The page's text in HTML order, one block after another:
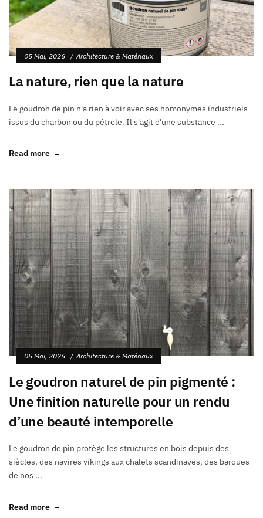
05 Mai, 2026 Architecture & Matériaux
La nature, rien que la nature
Le goudron de pin n'a rien à voir avec ses homonymes industriels
issus du charbon ou du pétrole. Il s'agit d'une substance ...
Read more
05 Mai, 2026 Architecture & Matériaux
Le goudron naturel de pin pigmenté :
Une finition naturelle pour un rendu
d’une beauté intemporelle
Le goudron de pin protège les structures en bois depuis des
siècles, des navires vikings aux chalets scandinaves, des barques
de nos ...
Read more